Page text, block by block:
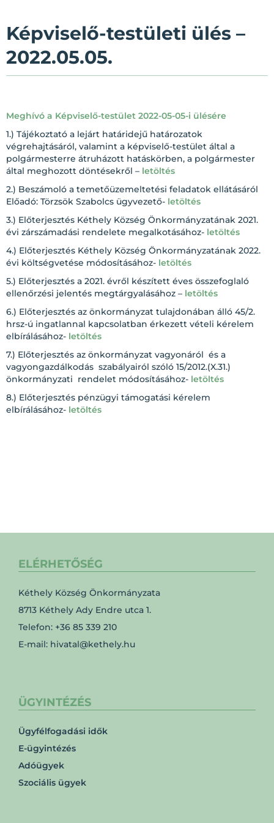
Képviselő-testületi ülés –
2022.05.05.
Meghívó a Képviselő-testület 2022-05-05-i ülésére
1.) Tájékoztató a lejárt határidejű határozatok
végrehajtásáról, valamint a képviselő-testület által a
polgármesterre átruházott hatáskörben, a polgármester
által meghozott döntésekről – letöltés
2.) Beszámoló a temetőüzemeltetési feladatok ellátásáról
Előadó: Törzsök Szabolcs ügyvezető- letöltés
3.) Előterjesztés Kéthely Község Önkormányzatának 2021.
évi zárszámadási rendelete megalkotásához- letöltés
4.) Előterjesztés Kéthely Község Önkormányzatának 2022.
évi költségvetése módosításához- letöltés
5.) Előterjesztés a 2021. évről készített éves összefoglaló
ellenőrzési jelentés megtárgyalásához – letöltés
6.) Előterjesztés az önkormányzat tulajdonában álló 45/2.
hrsz-ú ingatlannal kapcsolatban érkezett vételi kérelem
elbírálásához- letöltés
7.) Előterjesztés az önkormányzat vagyonáról és a
vagyongazdálkodás szabályairól szóló 15/2012.(X.31.)
önkormányzati rendelet módosításához- letöltés
8.) Előterjesztés pénzügyi támogatási kérelem
elbírálásához- letöltés
ELÉRHETŐSÉG
Kéthely Község Önkormányzata
8713 Kéthely Ady Endre utca 1.
Telefon: +36 85 339 210
E-mail: hivatal@kethely.hu
ÜGYINTÉZÉS
Ügyfélfogadási idők
E-ügyintézés
Adóügyek
Szociális ügyek